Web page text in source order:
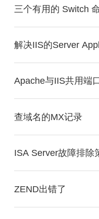
三个有用的 Switch
解决IIS的Server
Apache与IIS共用端
查域名的MX记录
ISA Server故障排除
ZEND出错了